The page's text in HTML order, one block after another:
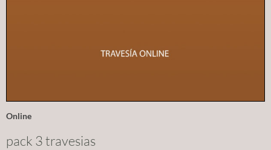
Online
pack 3 travesias